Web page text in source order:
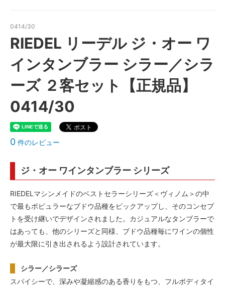
0414/30
RIEDEL リーデル ジ・オー ワ
インタンブラー シラー／シラ
ーズ ２客セット【正規品】
0414/30
0 件のレビュー
ジ・オー ワインタンブラー シリーズ
RIEDELマシンメイドのベストセラーシリーズ＜ヴィノム＞の中
で最もポピュラーなブドウ品種をピックアップし、そのコンセプ
トを受け継いでデザインされました。カジュアルなタンブラーで
はあっても、他のシリーズと同様、ブドウ品種毎にワインの個性
が最大限に引き出されるよう設計されています。
シラー／シラーズ
スパイシーで、深みや凝縮感のある香りをもつ、フルボディタイ